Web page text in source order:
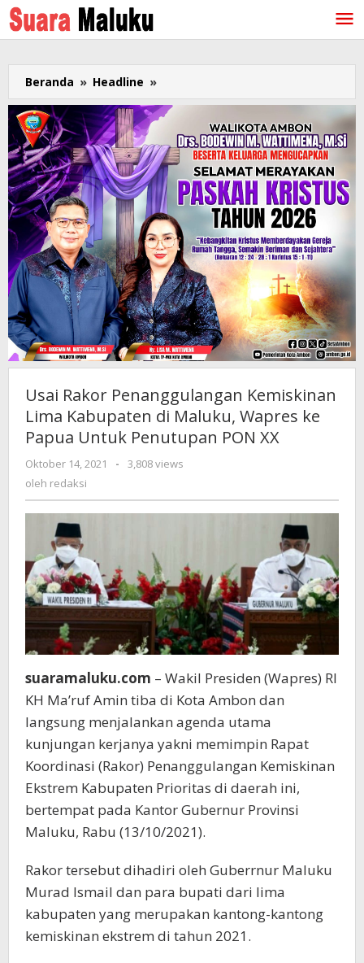
Lewati
ke
konten
Beranda » Headline »
Rakor
Penanggulangan
Kemiskinan
Lima
Kabupaten
di
Maluku,
Wapres
ke
Papua
Untuk
Penutupan
PON
XX
Usai Rakor Penanggulangan Kemiskinan
Lima Kabupaten di Maluku, Wapres ke
Papua Untuk Penutupan PON XX
Oktober 14, 2021
oleh
-
3,808 views
oleh redaksi
suaramaluku.com – Wakil Presiden (Wapres) RI
KH Ma’ruf Amin tiba di Kota Ambon dan
langsung menjalankan agenda utama
kunjungan kerjanya yakni memimpin Rapat
Koordinasi (Rakor) Penanggulangan Kemiskinan
Ekstrem Kabupaten Prioritas di daerah ini,
bertempat pada Kantor Gubernur Provinsi
Maluku, Rabu (13/10/2021).
Rakor tersebut dihadiri oleh Guberrnur Maluku
Murad Ismail dan para bupati dari lima
kabupaten yang merupakan kantong-kantong
kemiskinan ekstrem di tahun 2021.